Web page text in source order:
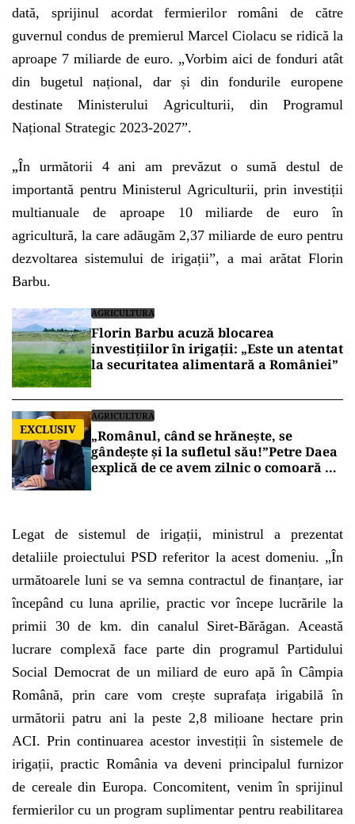
dată, sprijinul acordat fermierilor români de către
guvernul condus de premierul Marcel Ciolacu se ridică la
aproape 7 miliarde de euro. „Vorbim aici de fonduri atât
din bugetul național, dar și din fondurile europene
destinate Ministerului Agriculturii, din Programul
Național Strategic 2023-2027”.
„În următorii 4 ani am prevăzut o sumă destul de
importantă pentru Ministerul Agriculturii, prin investiții
multianuale de aproape 10 miliarde de euro în
agricultură, la care adăugăm 2,37 miliarde de euro pentru
dezvoltarea sistemului de irigații”, a mai arătat Florin
Barbu.
AGRICULTURA
Florin Barbu acuză blocarea
investițiilor în irigații: „Este un atentat
la securitatea alimentară a României”
EXCLUSIV
AGRICULTURA
„Românul, când se hrănește, se
gândește și la sufletul său!”Petre Daea
explică de ce avem zilnic o comoară pe
Legat de sistemul de irigații, ministrul a prezentat
detaliile proiectului PSD referitor la acest domeniu. „În
următoarele luni se va semna contractul de finanțare, iar
începând cu luna aprilie, practic vor începe lucrările la
primii 30 de km. din canalul Siret-Bărăgan. Această
lucrare complexă face parte din programul Partidului
Social Democrat de un miliard de euro apă în Câmpia
Română, prin care vom crește suprafața irigabilă în
următorii patru ani la peste 2,8 milioane hectare prin
ACI. Prin continuarea acestor investiții în sistemele de
irigații, practic România va deveni principalul furnizor
de cereale din Europa. Concomitent, venim în sprijinul
fermierilor cu un program suplimentar pentru reabilitarea